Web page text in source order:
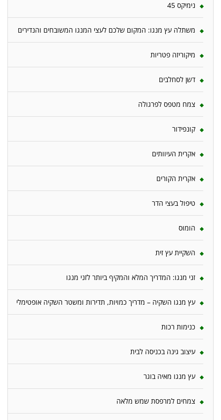
נימיקס 45
משתלה עץ מנגו: המקום שלכם לעצי המנגו המשובחים והנדירים
מיקוריזה פטריות
דשן לסחלבים
צמח מטפס לפרגולה
קונפידור
אקרית העיוותים
אקרית הקורים
טיפול בעצי הדר
הומוס
השקיית עץ זית
זני מנגו: המדריך המלא והמקיף ביותר לזני מנגו
עץ מנגו השקיה – מדריך כמויות, תדירות ומשטר השקיה אופטימלי
כנימות רכות
עיצוב גינה בכניסה לבית
עץ מנגו מאיה בוגר
צמחים למרפסת שמש מלאה